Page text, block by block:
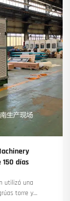
días
utilizó una
torre y